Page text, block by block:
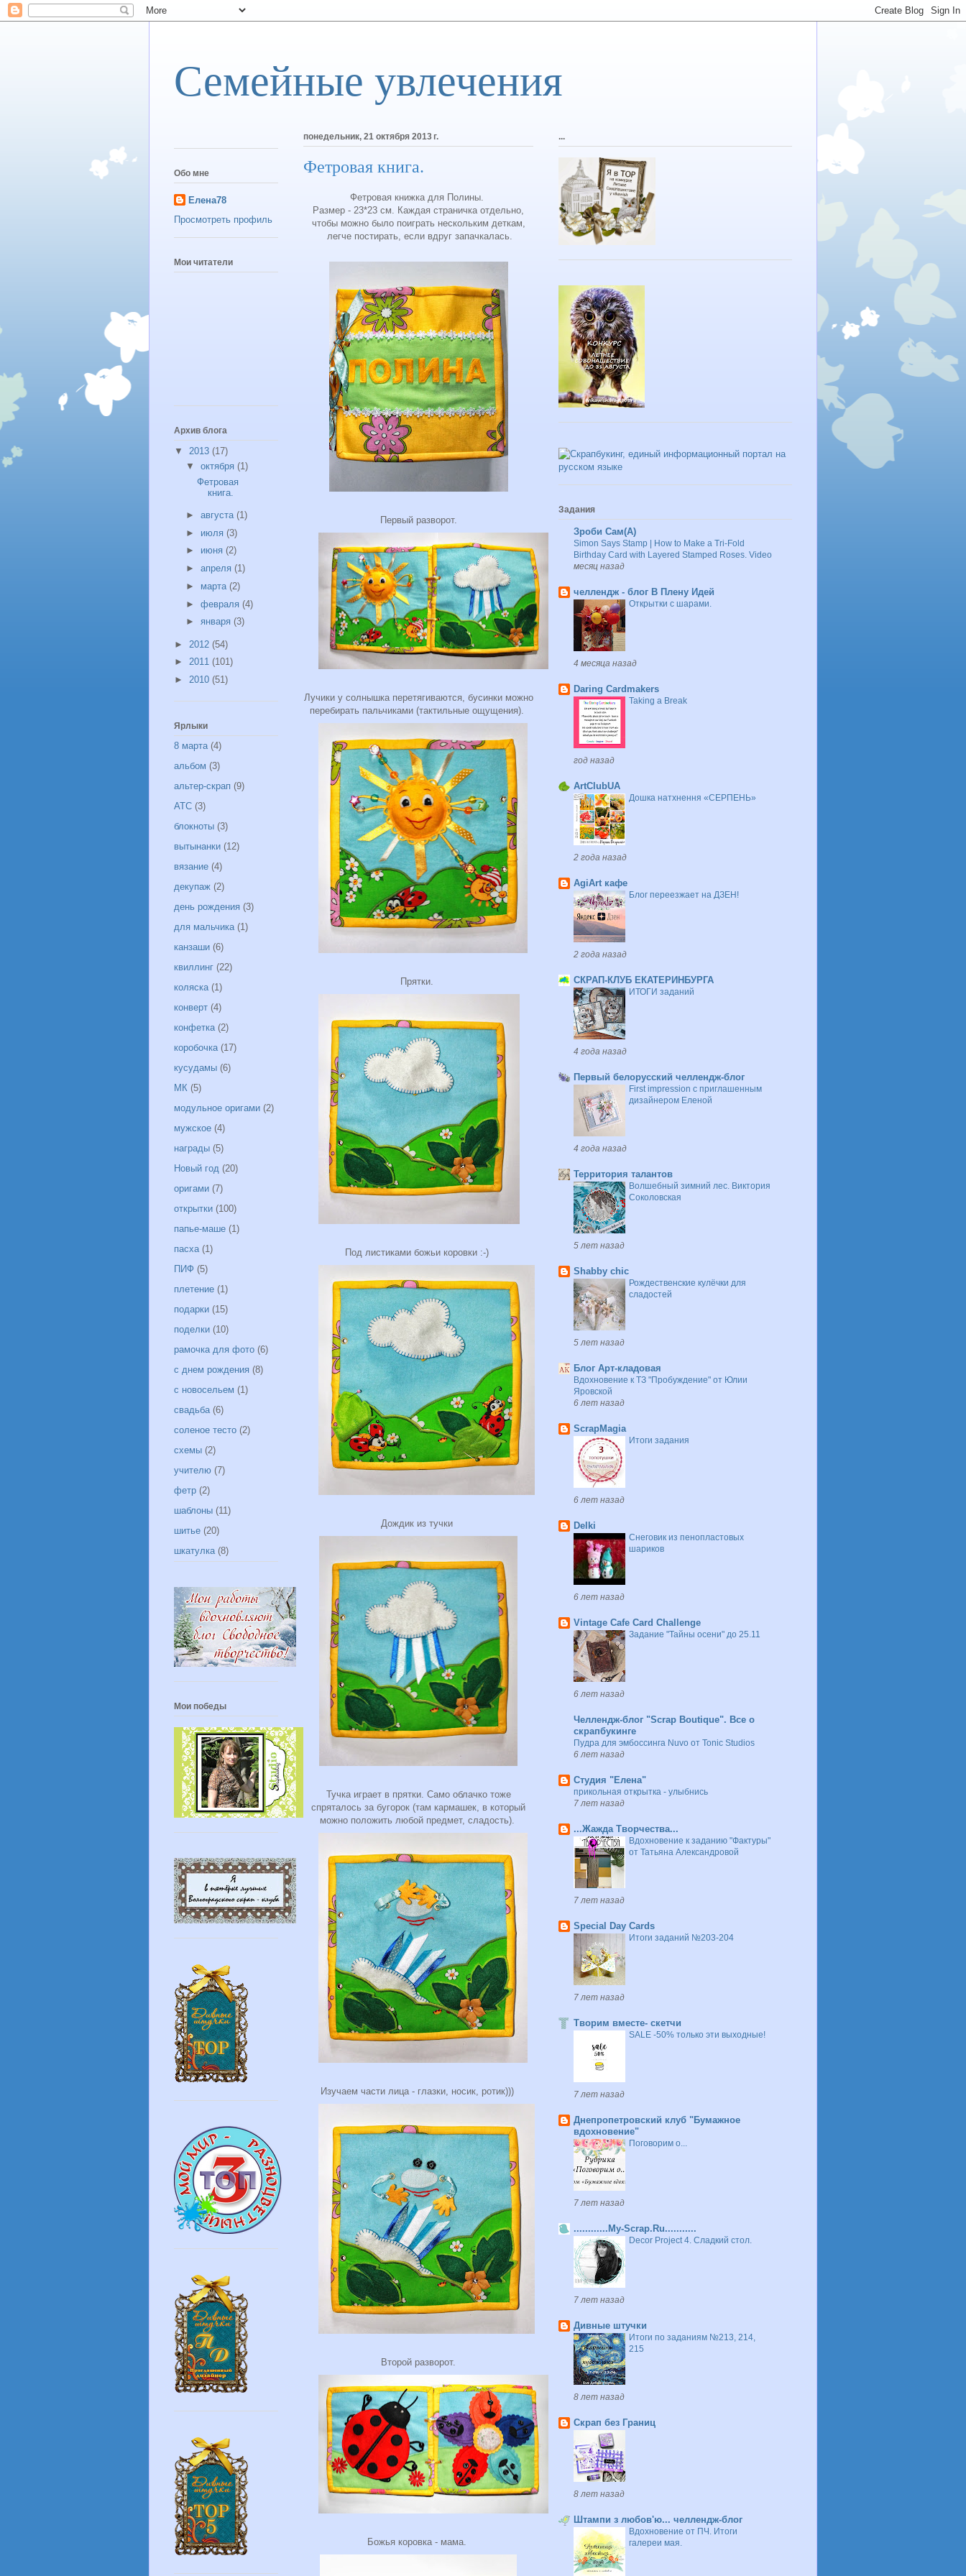
Семейные увлечения
понедельник, 21 октября 2013 г.
Фетровая книга.
Фетровая книжка для Полины.
Размер - 23*23 см. Каждая страничка отдельно,
чтобы можно было поиграть нескольким деткам,
легче постирать, если вдруг запачкалась.
Первый разворот.
Лучики у солнышка перетягиваются, бусинки можно
перебирать пальчиками (тактильные ощущения).
Прятки.
Под листиками божьи коровки :-)
Дождик из тучки
Тучка играет в прятки. Само облачко тоже
спряталось за бугорок (там кармашек, в который
можно положить любой предмет, сладость).
Изучаем части лица - глазки, носик, ротик)))
Второй разворот.
Божья коровка - мама.
Обо мне
Елена78
Просмотреть профиль
Мои читатели
Архив блога
▼ 2013 (17)
▼ октября (1)
Фетровая
книга.
► августа (1)
► июля (3)
► июня (2)
► апреля (1)
► марта (2)
► февраля (4)
► января (3)
► 2012 (54)
► 2011 (101)
► 2010 (51)
Ярлыки
8 марта (4)
альбом (3)
альтер-скрап (9)
АТС (3)
блокноты (3)
вытынанки (12)
вязание (4)
декупаж (2)
день рождения (3)
для мальчика (1)
канзаши (6)
квиллинг (22)
коляска (1)
конверт (4)
конфетка (2)
коробочка (17)
кусудамы (6)
МК (5)
модульное оригами (2)
мужское (4)
награды (5)
Новый год (20)
оригами (7)
открытки (100)
папье-маше (1)
пасха (1)
ПИФ (5)
плетение (1)
подарки (15)
поделки (10)
рамочка для фото (6)
с днем рождения (8)
с новосельем (1)
свадьба (6)
соленое тесто (2)
схемы (2)
учителю (7)
фетр (2)
шаблоны (11)
шитье (20)
шкатулка (8)
Мои победы
...
Задания
Зроби Сам(А)
Simon Says Stamp | How to Make a Tri-Fold
Birthday Card with Layered Stamped Roses. Video
месяц назад
челлендж - блог В Плену Идей
Открытки с шарами.
4 месяца назад
Daring Cardmakers
Taking a Break
год назад
ArtClubUA
Дошка натхнення «СЕРПЕНЬ»
2 года назад
AgiArt кафе
Блог переезжает на ДЗЕН!
2 года назад
СКРАП-КЛУБ ЕКАТЕРИНБУРГА
ИТОГИ заданий
4 года назад
Первый белорусский челлендж-блог
First impression с приглашенным
дизайнером Еленой
4 года назад
Территория талантов
Волшебный зимний лес. Виктория
Соколовская
5 лет назад
Shabby chic
Рождественские кулёчки для
сладостей
5 лет назад
Блог Арт-кладовая
Вдохновение к ТЗ "Пробуждение" от Юлии
Яровской
6 лет назад
ScrapMagia
Итоги задания
6 лет назад
Delki
Снеговик из пенопластовых
шариков
6 лет назад
Vintage Cafe Card Challenge
Задание "Тайны осени" до 25.11
6 лет назад
Челлендж-блог "Scrap Boutique". Все о
скрапбукинге
Пудра для эмбоссинга Nuvo от Tonic Studios
6 лет назад
Студия "Елена"
прикольная открытка - улыбнись
7 лет назад
...Жажда Творчества...
Вдохновение к заданию "Фактуры"
от Татьяна Александровой
7 лет назад
Special Day Cards
Итоги заданий №203-204
7 лет назад
Творим вместе- скетчи
SALE -50% только эти выходные!
7 лет назад
Днепропетровский клуб "Бумажное
вдохновение"
Поговорим о...
7 лет назад
............My-Scrap.Ru...........
Decor Project 4. Сладкий стол.
7 лет назад
Дивные штучки
Итоги по заданиям №213, 214,
215
8 лет назад
Скрап без Границ
8 лет назад
Штампи з любов'ю... челлендж-блог
Вдохновение от ПЧ. Итоги
галереи мая.